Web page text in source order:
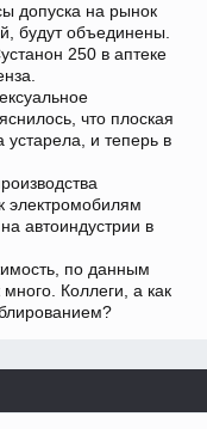
допуска на рынок
будут объединены.
250 в аптеке
что плоская
устарела, и теперь в
электромобилям
автоиндустрии в
по данным
Коллеги, а как